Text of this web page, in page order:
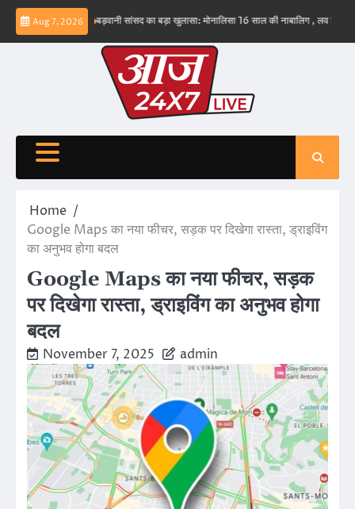
Skip
content
Aug 7, 2026
नहीं – ईरान बड़वानी सांसद का बड़ा खुलासा: मोनालिसा 16 साल की नाबालिग , लव जिहाद के
Home
Google Maps का नया फीचर, सड़क पर दिखेगा रास्ता, ड्राइविंग
का अनुभव होगा बदल
Google Maps का नया फीचर, सड़क
पर दिखेगा रास्ता, ड्राइविंग का अनुभव होगा
बदल
November 7, 2025 admin